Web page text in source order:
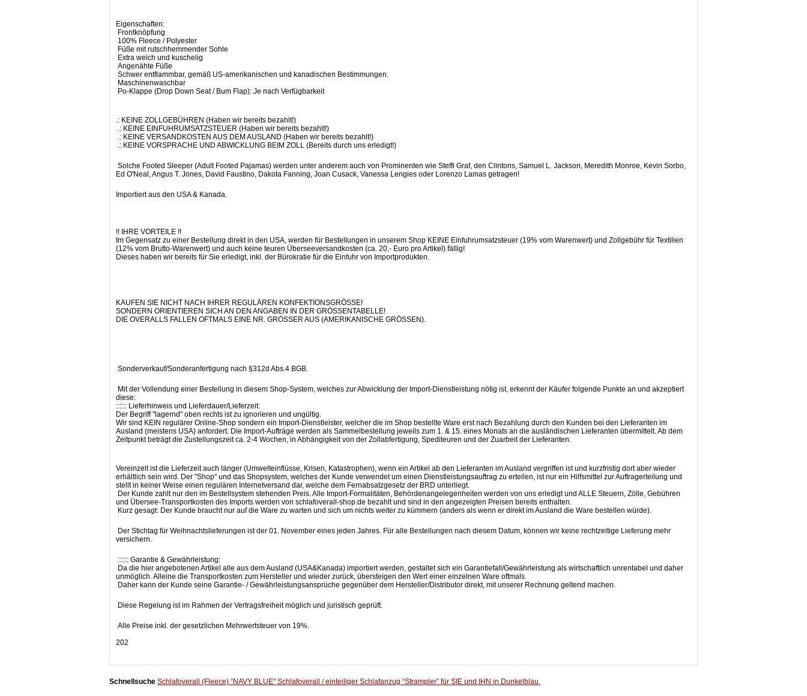
Eigenschaften:
Frontknöpfung
100% Fleece / Polyester
Füße mit rutschhemmender Sohle
Extra weich und kuschelig
Angenähte Füße
Schwer entflammbar, gemäß US-amerikanischen und kanadischen Bestimmungen.
Maschinenwaschbar
Po-Klappe (Drop Down Seat / Bum Flap): Je nach Verfügbarkeit
.: KEINE ZOLLGEBÜHREN (Haben wir bereits bezahlt!)
.: KEINE EINFUHRUMSATZSTEUER (Haben wir bereits bezahlt!)
.: KEINE VERSANDKOSTEN AUS DEM AUSLAND (Haben wir bereits bezahlt!)
.: KEINE VORSPRACHE UND ABWICKLUNG BEIM ZOLL (Bereits durch uns erledigt!)
Solche Footed Sleeper (Adult Footed Pajamas) werden unter anderem auch von Prominenten wie Steffi Graf, den Clintons, Samuel L. Jackson, Meredith Monroe, Kevin Sorbo,
Ed O'Neal, Angus T. Jones, David Faustino, Dakota Fanning, Joan Cusack, Vanessa Lengies oder Lorenzo Lamas getragen!
Importiert aus den USA & Kanada.
!! IHRE VORTEILE !!
Im Gegensatz zu einer Bestellung direkt in den USA, werden für Bestellungen in unserem Shop KEINE Einfuhrumsatzsteuer (19% vom Warenwert) und Zollgebühr für Textilien
(12% vom Brutto-Warenwert) und auch keine teuren Überseeversandkosten (ca. 20,- Euro pro Artikel) fällig!
Dieses haben wir bereits für Sie erledigt, inkl. der Bürokratie für die Einfuhr von Importprodukten.
KAUFEN SIE NICHT NACH IHRER REGULÄREN KONFEKTIONSGRÖSSE!
SONDERN ORIENTIEREN SICH AN DEN ANGABEN IN DER GRÖSSENTABELLE!
DIE OVERALLS FALLEN OFTMALS EINE NR. GRÖSSER AUS (AMERIKANISCHE GRÖSSEN).
Sonderverkauf/Sonderanfertigung nach §312d Abs.4 BGB.
Mit der Vollendung einer Bestellung in diesem Shop-System, welches zur Abwicklung der Import-Dienstleistung nötig ist, erkennt der Käufer folgende Punkte an und akzeptiert
diese:
:::::: Lieferhinweis und Lieferdauer/Lieferzeit:
Der Begriff "lagernd" oben rechts ist zu ignorieren und ungültig.
Wir sind KEIN regulärer Online-Shop sondern ein Import-Dienstleister, welcher die im Shop bestellte Ware erst nach Bezahlung durch den Kunden bei den Lieferanten im
Ausland (meistens USA) anfordert. Die Import-Aufträge werden als Sammelbestellung jeweils zum 1. & 15. eines Monats an die ausländischen Lieferanten übermittelt. Ab dem
Zeitpunkt beträgt die Zustellungszeit ca. 2-4 Wochen, in Abhängigkeit von der Zollabfertigung, Spediteuren und der Zuarbeit der Lieferanten.
Vereinzelt ist die Lieferzeit auch länger (Umwelteinflüsse, Krisen, Katastrophen), wenn ein Artikel ab den Lieferanten im Ausland vergriffen ist und kurzfristig dort aber wieder
erhältlich sein wird. Der "Shop" und das Shopsystem, welches der Kunde verwendet um einen Dienstleistungsauftrag zu erteilen, ist nur ein Hilfsmittel zur Auftragerteilung und
stellt in keiner Weise einen regulären Internetversand dar, welche dem Fernabsatzgesetz der BRD unterliegt.
Der Kunde zahlt nur den im Bestellsystem stehenden Preis. Alle Import-Formalitäten, Behördenangelegenheiten werden von uns erledigt und ALLE Steuern, Zölle, Gebühren
und Übersee-Transportkosten des Imports werden von schlafoverall-shop.de bezahlt und sind in den angezeigten Preisen bereits enthalten.
Kurz gesagt: Der Kunde braucht nur auf die Ware zu warten und sich um nichts weiter zu kümmern (anders als wenn er direkt im Ausland die Ware bestellen würde).
Der Stichtag für Weihnachtslieferungen ist der 01. November eines jeden Jahres. Für alle Bestellungen nach diesem Datum, können wir keine rechtzeitige Lieferung mehr
versichern.
:::::: Garantie & Gewährleistung:
Da die hier angebotenen Artikel alle aus dem Ausland (USA&Kanada) importiert werden, gestaltet sich ein Garantiefall/Gewährleistung als wirtschaftlich unrentabel und daher
unmöglich. Alleine die Transportkosten zum Hersteller und wieder zurück, übersteigen den Wert einer einzelnen Ware oftmals.
Daher kann der Kunde seine Garantie- / Gewährleistungsansprüche gegenüber dem Hersteller/Distributor direkt, mit unserer Rechnung geltend machen.
Diese Regelung ist im Rahmen der Vertragsfreiheit möglich und juristisch geprüft.
Alle Preise inkl. der gesetzlichen Mehrwertsteuer von 19%.
202
Schnellsuche Schlafoverall (Fleece) “NAVY BLUE" Schlafoverall / einteiliger Schlafanzug “Strampler” für SIE und IHN in Dunkelblau.